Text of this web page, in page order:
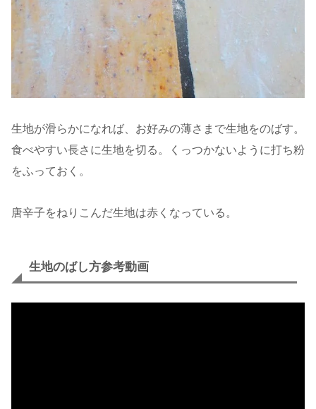
生地が滑らかになれば、お好みの薄さまで生地をのばす。
食べやすい長さに生地を切る。くっつかないように打ち粉
をふっておく。
唐辛子をねりこんだ生地は赤くなっている。
生地のばし方参考動画